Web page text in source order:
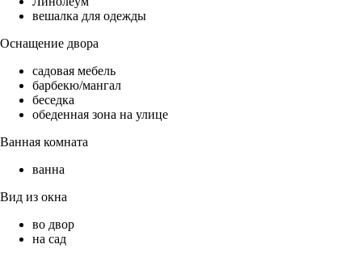
вешалка для одежды
Оснащение двора
садовая мебель
барбекю/мангал
беседка
обеденная зона на улице
Ванная комната
ванна
Вид из окна
во двор
на сад